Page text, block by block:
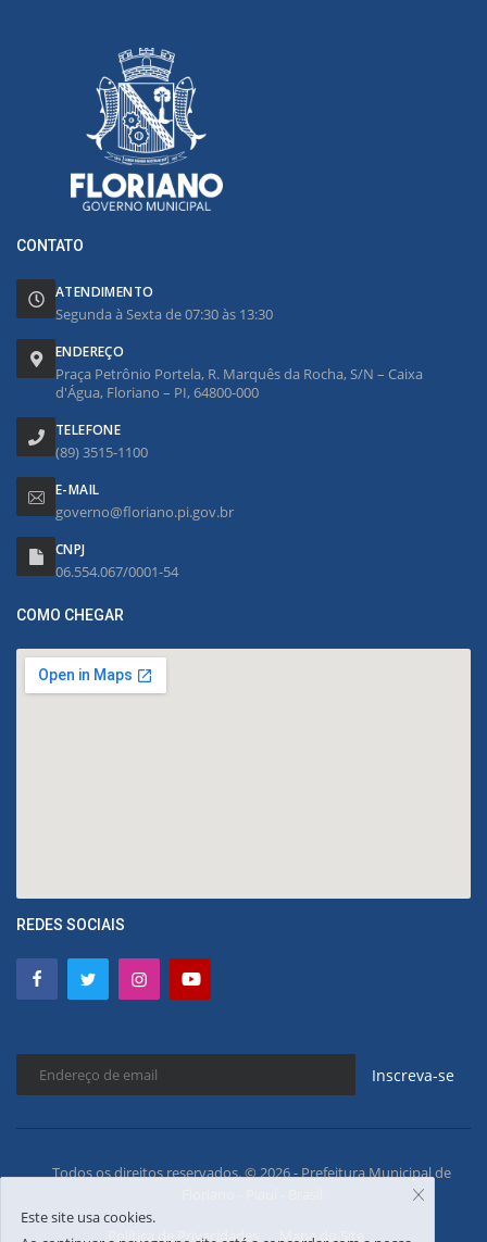
CONTATO
ATENDIMENTO
Segunda à Sexta de 07:30 às 13:30
ENDEREÇO
Praça Petrônio Portela, R. Marquês da Rocha, S/N – Caixa
d'Água, Floriano – PI, 64800-000
TELEFONE
(89) 3515-1100
E-MAIL
governo@floriano.pi.gov.br
CNPJ
06.554.067/0001-54
COMO CHEGAR
REDES SOCIAIS
Inscreva-se
Todos os direitos reservados. © 2026 - Prefeitura Municipal de
Política de Privacidades Mapa do Site
Este site usa cookies.